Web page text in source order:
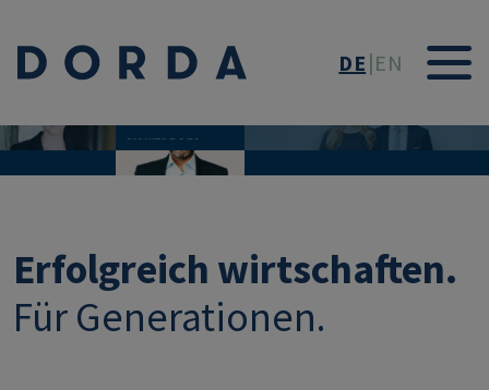
DE EN
PIONIERE DES
NACHHALTIGKEITSR
ENTWICKLUNGEN VORAUSSEHEN.
Erfolgreich wirtschaften.
Für Generationen.